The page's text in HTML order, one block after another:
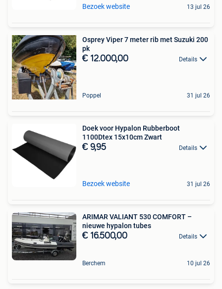
Bezoek website 13 jul 26
Osprey Viper 7 meter rib met Suzuki 200
pk
€ 12.000,00 Details
Poppel 31 jul 26
Doek voor Hypalon Rubberboot
1100Dtex 15x10cm Zwart
€ 9,95 Details
Bezoek website 31 jul 26
ARIMAR VALIANT 530 COMFORT –
nieuwe hypalon tubes
€ 16.500,00 Details
Berchem 10 jul 26